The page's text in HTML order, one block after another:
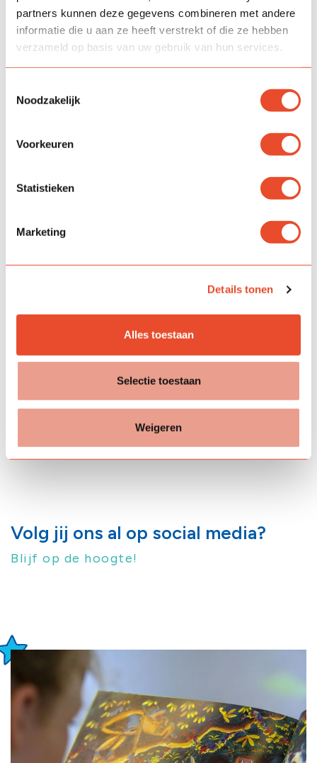
partners kunnen deze gegevens combineren met andere
informatie die u aan ze heeft verstrekt of die ze hebben
verzameld op basis van uw gebruik van hun services.
Noodzakelijk
Voorkeuren
Statistieken
Marketing
Details tonen
Alles toestaan
Selectie toestaan
Weigeren
directie.middelstein@kykscholen.nl
Volg jij ons al op social media?
Blijf op de hoogte!